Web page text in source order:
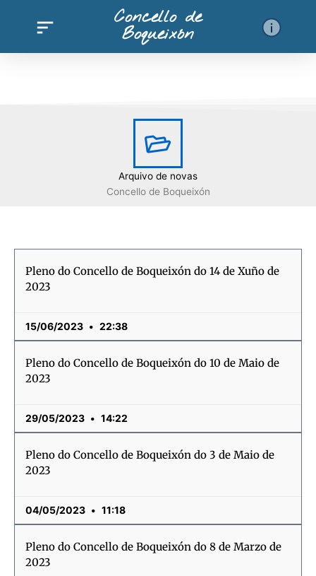
Concello de
Boqueixón
Arquivo de novas
Concello de Boqueixón
Pleno do Concello de Boqueixón do 14 de Xuño de
2023
15/06/2023 22:38
Pleno do Concello de Boqueixón do 10 de Maio de
2023
29/05/2023 14:22
Pleno do Concello de Boqueixón do 3 de Maio de
2023
04/05/2023 11:18
Pleno do Concello de Boqueixón do 8 de Marzo de
2023